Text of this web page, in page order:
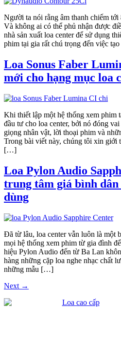
Người ta nói rằng âm thanh chiếm
Và không ai có thể phủ nhận được
nhà sản xuất loa center để sử dụng
phim tại gia rất chú trọng đến việc
Loa Sonus Faber
mới cho hạng mục loa
Khi thiết lập một hệ thống xem phim
đầu tư cho loa center, bởi nó đóng
giọng nhân vật, lời thoại phim và
Trong bài viết này, chúng tôi xin giới
[…]
Loa Pylon Audio
trung tâm giá bình
dùng
Đã từ lâu, loa center vẫn luôn là một
mọi hệ thống xem phim từ gia đình
hiệu Pylon Audio đến từ Ba Lan
hàng những cặp loa nghe nhạc chất
những mẫu […]
Next →